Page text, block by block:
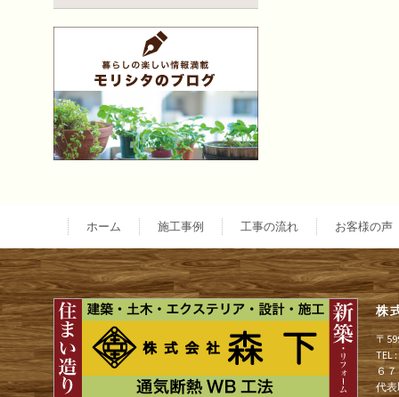
ー
シ
ョ
ン
ホーム 施工事例 工事の流れ お客様の声
株
〒
TEL
６
代